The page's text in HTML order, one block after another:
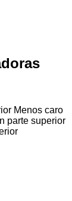
Menos caro
parte superior